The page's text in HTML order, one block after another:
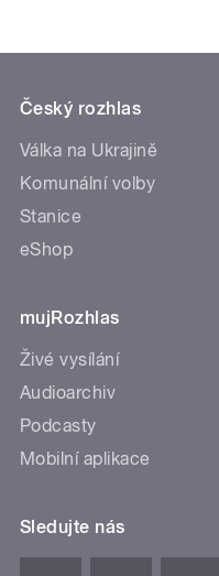
Český rozhlas
Válka na Ukrajině
Komunální volby
Stanice
eShop
mujRozhlas
Živé vysílání
Audioarchiv
Podcasty
Mobilní aplikace
Sledujte nás